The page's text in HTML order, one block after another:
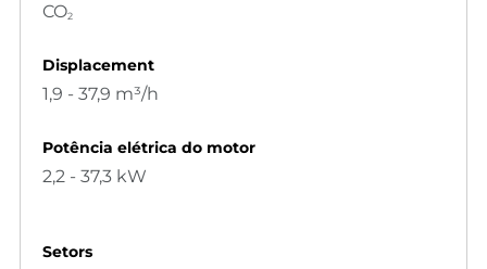
CO2
Displacement
1,9 - 37,9 m³/h
Potência elétrica do motor
2,2 - 37,3 kW
Setors